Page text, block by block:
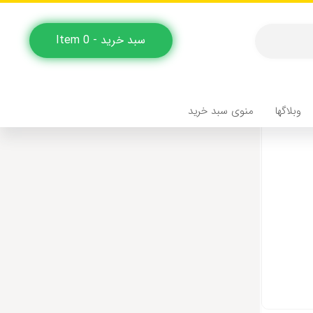
سبد خرید - 0 Item
وبلاگها منوی سبد خرید